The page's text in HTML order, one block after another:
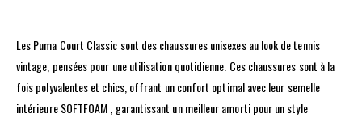
Les Puma Court Classic sont des chaussures unisexes au look de tennis
vintage, pensées pour une utilisation quotidienne. Ces chaussures sont à la
fois polyvalentes et chics, offrant un confort optimal avec leur semelle
intérieure SOFTFOAM , garantissant un meilleur amorti pour un style